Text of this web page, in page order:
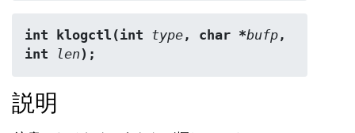
int klogctl(int type, char *bufp,
int
len);
説明